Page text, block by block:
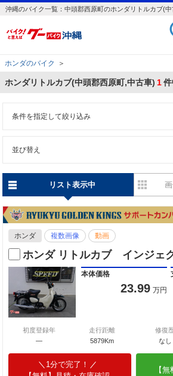
沖縄のバイク一覧：中頭郡西原町のホンダリトルカブ(
ホンダのバイク ＞
ホンダリトルカブ(中頭郡西原町,中古車) 1
条件を指定して絞り込み
並び替え
リスト表示中
ホンダ 複数画像 動画
ホンダ リトルカブ インジェ
本体価格
23.99 万円
初度登録年
―
走行距離
5879Km
修復
なし
1分で完了！
【